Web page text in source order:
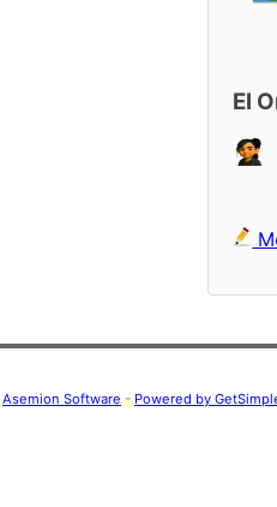
El
Asemion Software - Powered by